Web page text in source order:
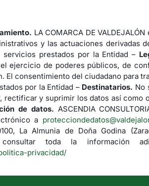
LA COMARCA DE
y las actuaciones derivadas
servicios prestados por la Entidad –
ejercicio de poderes públicos, de
El consentimiento del ciudadano para
por la Entidad – Destinatarios. No
rectificar y suprimir los datos así como
de datos. ASCENDIA
a
La Almunia de Doña Godina
toda la información
privacidad/